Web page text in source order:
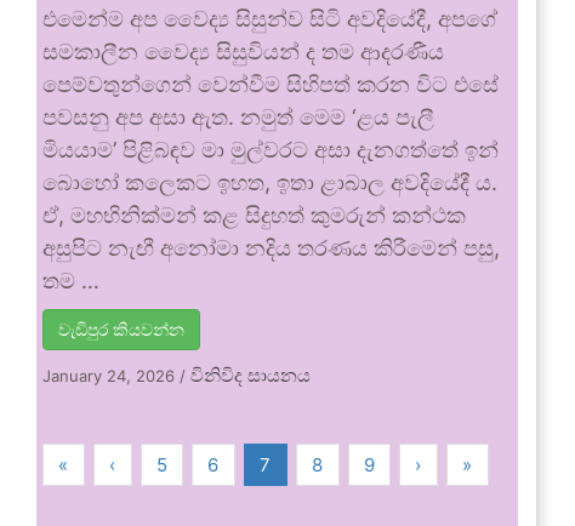
එමෙන්ම අප වෛද්‍ය සිසුන්ව සිටි අවදියේදී, අපගේ
සමකාලීන වෛද්‍ය සිසුවියන් ද තම ආදරණීය
පෙම්වතුන්ගෙන් වෙන්වීම සිහිපත් කරන විට එසේ
පවසනු අප අසා ඇත. ​නමුත් මෙම ‘ළය පැලී
මියයාම’ පිළිබඳව මා මුල්වරට අසා දැනගත්තේ ඉන්
බොහෝ කලෙකට ඉහත, ඉතා ළාබාල අවදියේදී ය.
ඒ, මහභිනික්මන් කළ සිදුහත් කුමරුන් කන්ථක
අසුපිට නැඟී අනෝමා නදිය තරණය කිරීමෙන් පසු,
තම …
වැඩිපුර කියවන්න
January 24, 2026 /විනිවිද සායනය
« ‹ 5 6 7 8 9 › »